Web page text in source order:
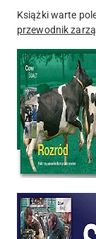
Książki warte
przewodnik